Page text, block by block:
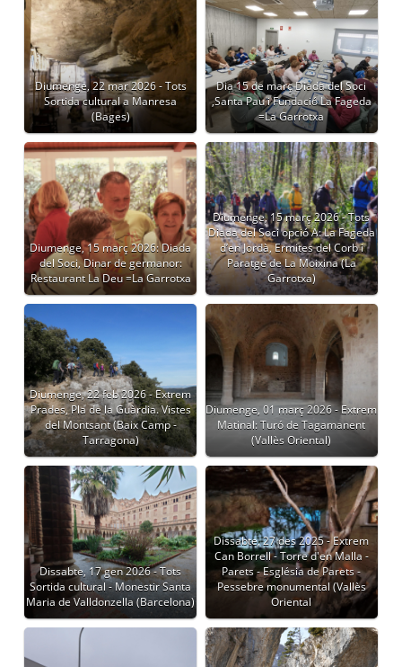
Diumenge, 22 mar 2026 - Tots
Sortida cultural a Manresa
(Bages)
Dia 15 de març Diada del Soci
,Santa Pau i Fundació La Fageda
=La Garrotxa
Diumenge, 15 març 2026: Diada
del Soci, Dinar de germanor:
Restaurant La Deu =La Garrotxa
Diumenge, 15 març 2026 - Tots
Diada del Soci opció A: La Fageda
d’en Jordà, Ermites del Corb i
Paratge de La Moixina (La
Garrotxa)
Diumenge, 22 feb 2026 - Extrem
Prades, Pla de la Guàrdia. Vistes
del Montsant (Baix Camp -
Tarragona)
Diumenge, 01 març 2026 - Extrem
Matinal: Turó de Tagamanent
(Vallès Oriental)
Dissabte, 17 gen 2026 - Tots
Sortida cultural - Monestir Santa
Maria de Valldonzella (Barcelona)
Dissabte, 27 des 2025 - Extrem
Can Borrell - Torre d'en Malla -
Parets - Església de Parets -
Pessebre monumental (Vallès
Oriental